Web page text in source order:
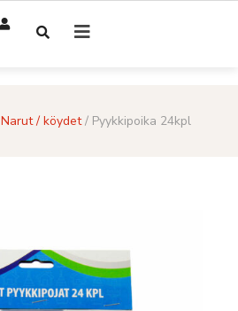
Narut / köydet/ Pyykkipoika 24kpl